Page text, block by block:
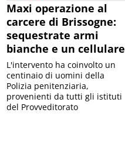
Maxi operazione al
carcere di Brissogne:
sequestrate armi
bianche e un cellulare
L'intervento ha coinvolto un
centinaio di uomini della
Polizia penitenziaria,
provenienti da tutti gli istituti
del Provveditorato